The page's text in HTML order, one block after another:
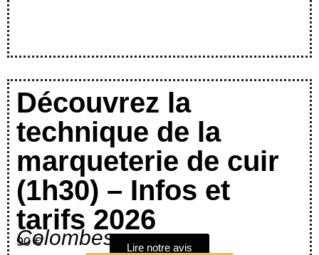
Découvrez la
technique de la
marqueterie de cuir
(1h30) – Infos et
tarifs 2026
Colombes
90 €
Lire notre avis